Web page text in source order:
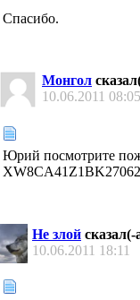
Спасибо.
Монгол
10.06.2011 08:05
Юрий посмотрите
Не злой сказал(-
10.06.2011 18:11